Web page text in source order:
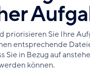
priorisieren Sie Ihre
entsprechende
Sie in Bezug auf
können.